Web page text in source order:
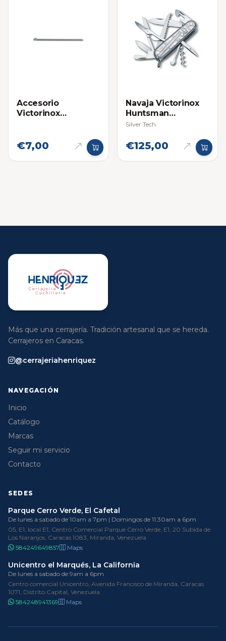
Accesorio
Victorinox
Multifuncional
Swiss Champ
€7,00
Navaja Victorinox
Huntsman
Multifuncional
Silver Tech
€125,00
Más que una cerrajería. Tradición artesanal que se hereda.
Cerrajeros en Caracas.
@cerrajeriahenriquez
NAVEGACIÓN
Inicio
Catálogo
Marcas
Seguir mi servicio
Contacto
SEDES
Parque Cerro Verde, El Cafetal
De lunes a sabado de 10am a 7pm | Domingos de 11:30am a 6pm
05, E1, local E1, Centro Comercial Parque Cerro Verde, E1, 20 Subida de
Los Naranjos, Caracas 1083, Miranda, Venezuela
584249649857
Maps
Unicentro el Marqués, La California
De lunes a sabado de 9am a 6pm
Centro comercial Unicentro, Avenida Francisco de Miranda, Caracas
1071, Distrito Capital, Venezuela
584248941369
Maps